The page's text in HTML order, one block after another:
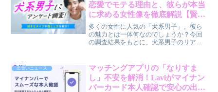
恋愛でモテる理由と、彼らが本当
に求める女性像を徹底解説【賢作
コラム】
多くの女性に人気の「犬系男子」。彼ら
の魅力とは一体何なのでしょうか？今回
の調査結果をもとに、犬系男子のリアル
で、男性目線で深掘りします。あなたの
恋愛のヒントが見つかるかもしれませ
ん。
出会いニュース
マッチングアプリの「なりすま
し」不安を解消！Laviがマイナン
バーカード本人確認で安心の出会